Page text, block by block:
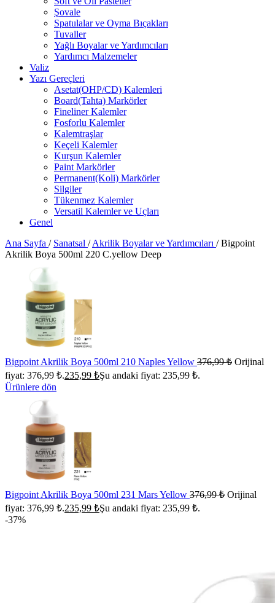
Şovale
Spatulalar ve Oyma Bıçakları
Tuvaller
Yağlı Boyalar ve Yardımcıları
Yardımcı Malzemeler
Valiz
Yazı Gereçleri
Asetat(OHP/CD) Kalemleri
Board(Tahta) Markörler
Fineliner Kalemler
Fosforlu Kalemler
Kalemtraşlar
Keçeli Kalemler
Kurşun Kalemler
Paint Markörler
Permanent(Koli) Markörler
Silgiler
Tükenmez Kalemler
Versatil Kalemler ve Uçları
Genel
Ana Sayfa / Sanatsal / Akrilik Boyalar ve Yardımcıları / Bigpoint
Akrilik Boya 500ml 220 C.yellow Deep
Bigpoint Akrilik Boya 500ml 210 Naples Yellow 376,99₺ Orijinal
fiyat: 376,99 ₺.235,99 ₺Şu andaki fiyat: 235,99 ₺.
Ürünlere dön
Bigpoint Akrilik Boya 500ml 231 Mars Yellow 376,99₺ Orijinal
fiyat: 376,99 ₺.235,99 ₺Şu andaki fiyat: 235,99 ₺.
-37%